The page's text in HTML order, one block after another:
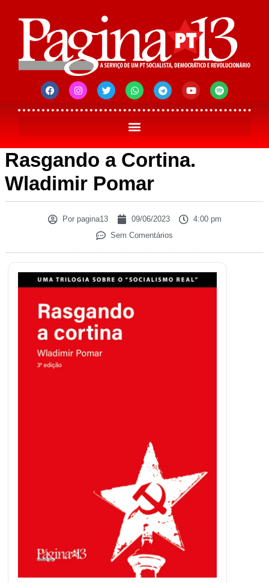
Rasgando a Cortina.
Wladimir Pomar
Porpagina13 09/06/2023
4:00 pm
Sem Comentários